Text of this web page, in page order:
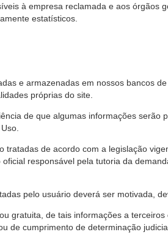
à empresa reclamada e aos
estatísticos.
e armazenadas em nossos bancos
próprias do site.
de que algumas informações
tratadas de acordo com a legislação
responsável pela tutoria da
pelo usuário deverá ser motivada,
gratuita, de tais informações a
de cumprimento de determinação